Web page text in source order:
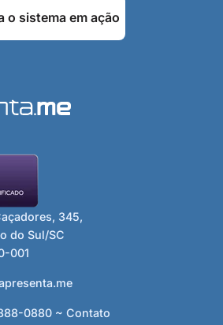
o sistema em ação
345,
do Sul/SC
001
0880 ~ Contato